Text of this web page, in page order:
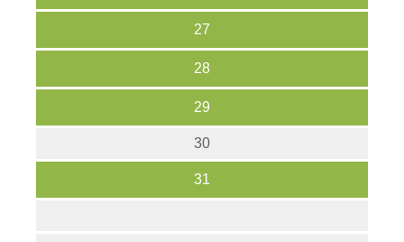
27
28
29
30
31